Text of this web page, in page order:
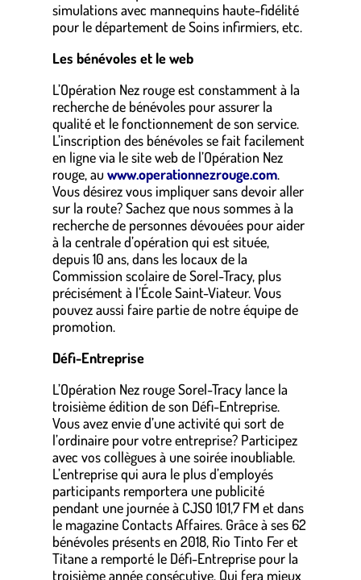
simulations avec mannequins haute-fidélité
pour le département de Soins infirmiers, etc.
Les bénévoles et le web
L’Opération Nez rouge est constamment à la
recherche de bénévoles pour assurer la
qualité et le fonctionnement de son service.
L’inscription des bénévoles se fait facilement
en ligne via le site web de l’Opération Nez
rouge, au www.operationnezrouge.com.
Vous désirez vous impliquer sans devoir aller
sur la route? Sachez que nous sommes à la
recherche de personnes dévouées pour aider
à la centrale d’opération qui est située,
depuis 10 ans, dans les locaux de la
Commission scolaire de Sorel-Tracy, plus
précisément à l’École Saint-Viateur. Vous
pouvez aussi faire partie de notre équipe de
promotion.
Défi-Entreprise
L’Opération Nez rouge Sorel-Tracy lance la
troisième édition de son Défi-Entreprise.
Vous avez envie d’une activité qui sort de
l’ordinaire pour votre entreprise? Participez
avec vos collègues à une soirée inoubliable.
L’entreprise qui aura le plus d’employés
participants remportera une publicité
pendant une journée à CJSO 101,7 FM et dans
le magazine Contacts Affaires. Grâce à ses 62
bénévoles présents en 2018, Rio Tinto Fer et
Titane a remporté le Défi-Entreprise pour la
troisième année consécutive. Qui fera mieux